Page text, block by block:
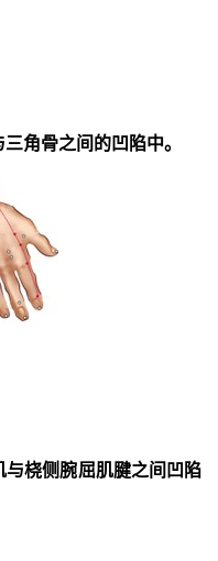
角骨之间的凹陷中。
桡侧腕屈肌腱之间凹陷